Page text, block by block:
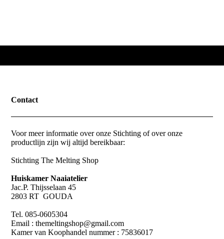
Contact
Voor meer informatie over onze Stichting of over onze
productlijn zijn wij altijd bereikbaar:
Stichting The Melting Shop
Huiskamer Naaiatelier
Jac.P. Thijsselaan 45
2803 RT GOUDA
Tel. 085-0605304
Email : themeltingshop@gmail.com
Kamer van Koophandel nummer : 75836017